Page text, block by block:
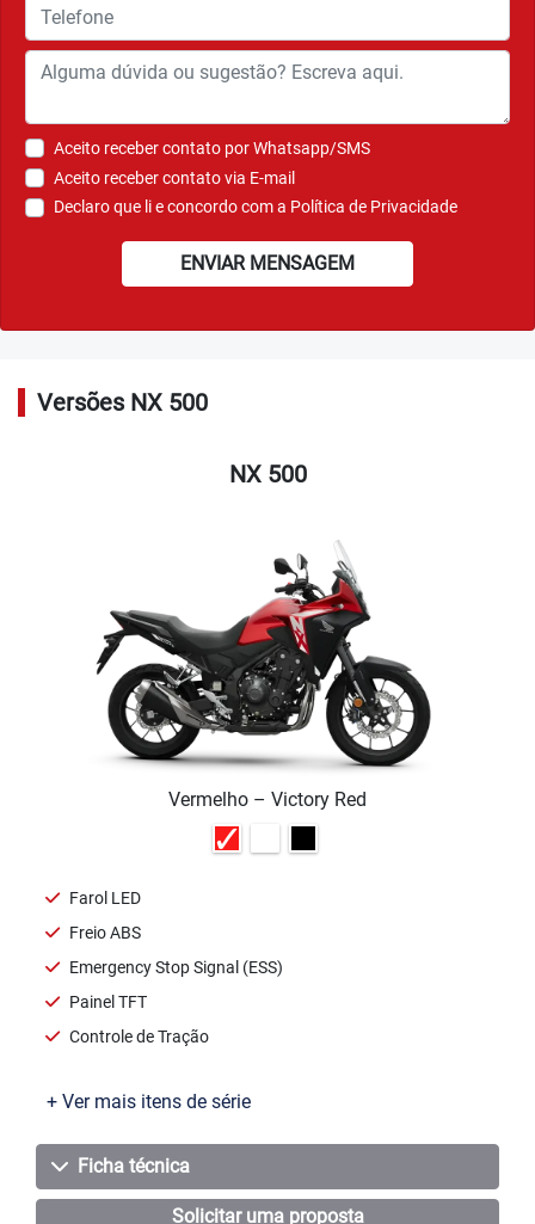
Aceito receber contato por Whatsapp/SMS
Aceito receber contato via E-mail
Declaro que li e concordo com a Política de Privacidade
ENVIAR MENSAGEM
Versões NX 500
NX 500
Vermelho – Victory Red
Farol LED
Freio ABS
Emergency Stop Signal (ESS)
Painel TFT
Controle de Tração
+ Ver mais itens de série
Ficha técnica
Solicitar uma proposta